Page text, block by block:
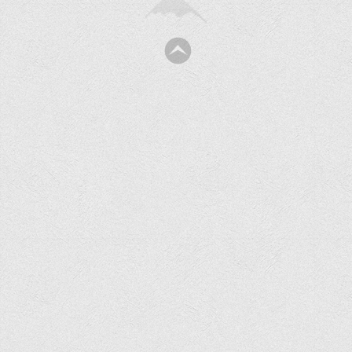
випробування для вступу для здобуття ступеня магістра на
основі НРК6, НРК7
Положення про організацію та проведення вступних
Як обрати спеціальність: 10 порад вступникам
Життя інституту
Рада студентського самоврядування
Студентський туристичний клуб "Way to Freedom"
Студентське наукове товариство «ВАТРА»